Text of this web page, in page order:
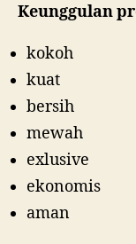
Keunggulan
kokoh
kuat
bersih
mewah
exlusive
ekonomis
aman